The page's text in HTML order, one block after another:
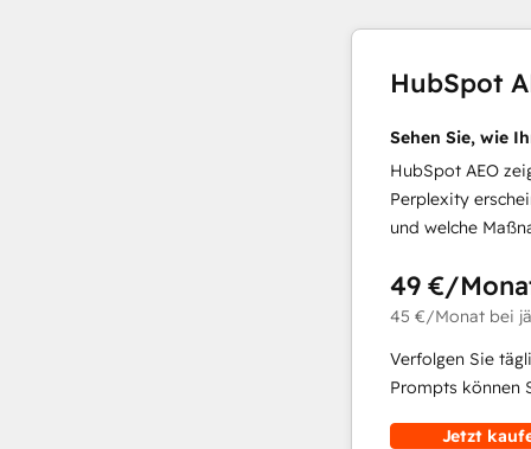
HubSpot
Sehen Sie, wie
HubSpot AEO
Perplexity
und welche
49 €/
45 €/Monat bei
Verfolgen Sie
Prompts können
Jetzt